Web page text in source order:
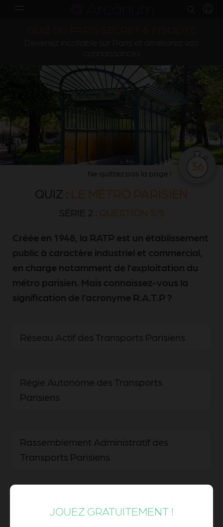
QUIZ DU PARIS SECRET & INSOLITE
Devenez incollable sur Paris et améliorez vos
connaissances
Ne quittez pas la page !
36
QUIZ : LE MÉTRO PARISIEN
SÉRIE 2 : QUESTION 5/5
Créée en 1948, la RATP est un établissement
public à caractère industriel et commercial,
en charge notamment de l’exploitation du
métro parisien. Mais connaissez-vous la
signification de l’acronyme R.A.T.P ?
Réseau Actif des Transports Parisiens
Régie Autonome des Transports
Parisiens
Rassemblement Administratif des
Transports Parisiens
ParisiensJOUEZ GRATUITEMENT !